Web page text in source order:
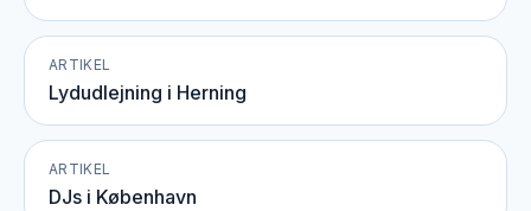
ARTIKEL
Lydudlejning i Herning
ARTIKEL
DJs i København